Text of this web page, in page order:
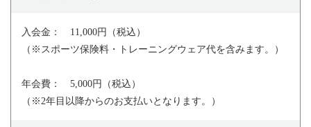
入会金： 11,000円（税込）
（※スポーツ保険料・トレーニングウェア代を含みます。）
年会費： 5,000円（税込）
（※2年目以降からのお支払いとなります。）